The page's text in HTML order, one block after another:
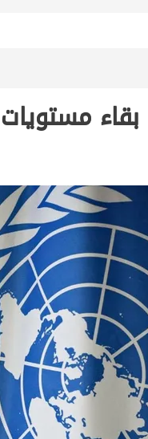
مستويات